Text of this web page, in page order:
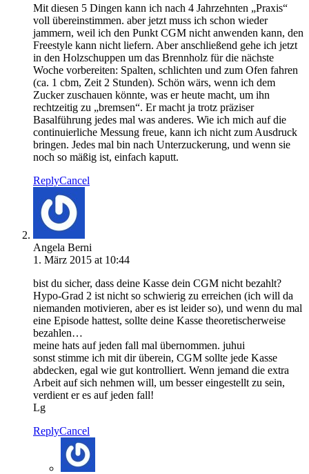
Mit diesen 5 Dingen kann ich nach 4 Jahrzehnten „Praxis“
voll übereinstimmen. aber jetzt muss ich schon wieder
jammern, weil ich den Punkt CGM nicht anwenden kann, den
Freestyle kann nicht liefern. Aber anschließend gehe ich jetzt
in den Holzschuppen um das Brennholz für die nächste
Woche vorbereiten: Spalten, schlichten und zum Ofen fahren
(ca. 1 cbm, Zeit 2 Stunden). Schön wärs, wenn ich dem
Zucker zuschauen könnte, was er heute macht, um ihn
rechtzeitig zu „bremsen“. Er macht ja trotz präziser
Basalführung jedes mal was anderes. Wie ich mich auf die
continuierliche Messung freue, kann ich nicht zum Ausdruck
bringen. Jedes mal bin nach Unterzuckerung, und wenn sie
noch so mäßig ist, einfach kaputt.
ReplyCancel
Angela Berni
1. März 2015 at 10:44
bist du sicher, dass deine Kasse dein CGM nicht bezahlt?
Hypo-Grad 2 ist nicht so schwierig zu erreichen (ich will da
niemanden motivieren, aber es ist leider so), und wenn du mal
eine Episode hattest, sollte deine Kasse theoretischerweise
bezahlen…
meine hats auf jeden fall mal übernommen. juhui
sonst stimme ich mit dir überein, CGM sollte jede Kasse
abdecken, egal wie gut kontrolliert. Wenn jemand die extra
Arbeit auf sich nehmen will, um besser eingestellt zu sein,
verdient er es auf jeden fall!
Lg
ReplyCancel